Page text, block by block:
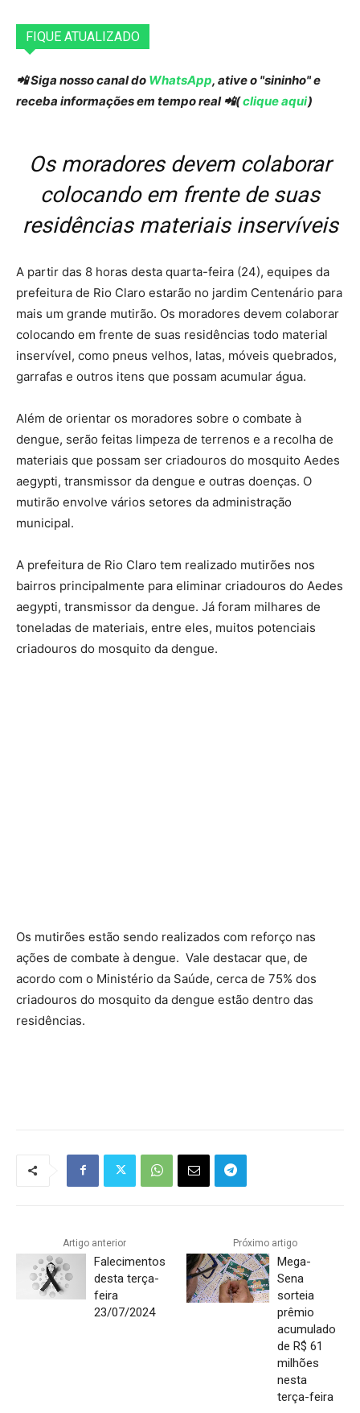
FIQUE ATUALIZADO
📲 Siga nosso canal do WhatsApp, ative o "sininho" e
receba informações em tempo real 📲(clique aqui)
Os moradores devem colaborar
colocando em frente de suas
residências materiais inservíveis
A partir das 8 horas desta quarta-feira (24), equipes da
prefeitura de Rio Claro estarão no jardim Centenário para
mais um grande mutirão. Os moradores devem colaborar
colocando em frente de suas residências todo material
inservível, como pneus velhos, latas, móveis quebrados,
garrafas e outros itens que possam acumular água.
Além de orientar os moradores sobre o combate à
dengue, serão feitas limpeza de terrenos e a recolha de
materiais que possam ser criadouros do mosquito Aedes
aegypti, transmissor da dengue e outras doenças. O
mutirão envolve vários setores da administração
municipal.
A prefeitura de Rio Claro tem realizado mutirões nos
bairros principalmente para eliminar criadouros do Aedes
aegypti, transmissor da dengue. Já foram milhares de
toneladas de materiais, entre eles, muitos potenciais
criadouros do mosquito da dengue.
Os mutirões estão sendo realizados com reforço nas
ações de combate à dengue. Vale destacar que, de
acordo com o Ministério da Saúde, cerca de 75% dos
criadouros do mosquito da dengue estão dentro das
residências.
Artigo anterior
Falecimentos
desta terça-
feira
23/07/2024
Próximo artigo
Mega-
Sena
sorteia
prêmio
acumulado
de R$ 61
milhões
nesta
terça-feira